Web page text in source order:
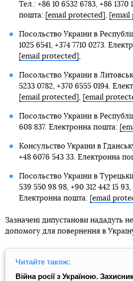
Тел.: +86 10 6532 6783, +86 1370
пошта:
[email protected] , [email
Посольство України в
1025 6541, +374 7710 0273.
[email protected] ;
Посольство України в
5233 0782, +370 6555 0194.
[email protected] , [email
Посольство України в
608 837. Електронна пошта:
Консульство України в
+48 6076 543 33. Електронна
Посольство України в
539 550 98 98, +90 312 442 15 93,
Електронна пошта:
[email
Зазначені дипустанови нададуть
допомогу для повернення в
Читайте також:
Війна росії з Україною.